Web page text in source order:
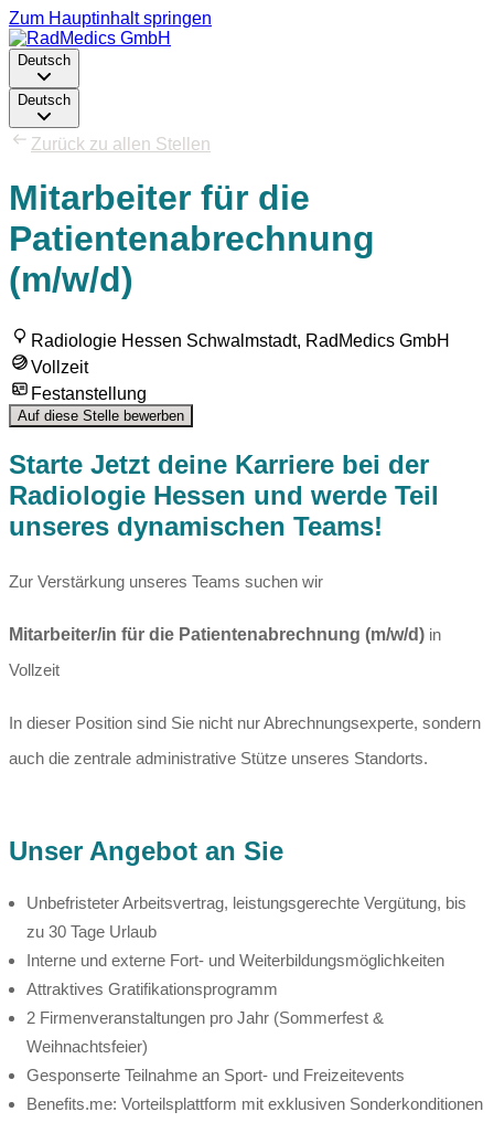
Zum Hauptinhalt springen
Deutsch
Deutsch
Zurück zu allen Stellen
Mitarbeiter für die
Patientenabrechnung
(m/w/d)
Radiologie Hessen Schwalmstadt, RadMedics GmbH
Vollzeit
Festanstellung
Auf diese Stelle bewerben
Starte Jetzt deine Karriere bei der
Radiologie Hessen und werde Teil
unseres dynamischen Teams!
Zur Verstärkung unseres Teams suchen wir
Mitarbeiter/in für die Patientenabrechnung (m/w/d) in
Vollzeit
In dieser Position sind Sie nicht nur Abrechnungsexperte, sondern
auch die zentrale administrative Stütze unseres Standorts.
Unser Angebot an Sie
Unbefristeter Arbeitsvertrag, leistungsgerechte Vergütung, bis
zu 30 Tage Urlaub
Interne und externe Fort- und Weiterbildungsmöglichkeiten
Attraktives Gratifikationsprogramm
2 Firmenveranstaltungen pro Jahr (Sommerfest &
Weihnachtsfeier)
Gesponserte Teilnahme an Sport- und Freizeitevents
Benefits.me: Vorteilsplattform mit exklusiven Sonderkonditionen